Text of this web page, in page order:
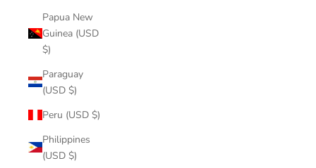
Papua New
Guinea (USD
$)
Paraguay
(USD $)
Peru (USD $)
Philippines
(USD $)